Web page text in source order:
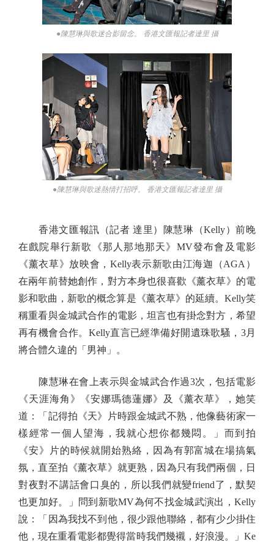
●陳慧琳與歌迷合影留念。 香港文匯報記者達里 攝
●陳慧琳與歌迷熱情打招呼。 香港文匯報記者達里 攝
香港文匯報訊（記者 達里）陳慧琳（Kelly）前晚
在戲院舉行新歌《那人那地那天》MV發布會及電影
《薰衣草》放映會，Kelly表示新歌由江海迦（AGA）
在兩年前替她創作，對方本身也很喜歡《薰衣草》的電
影和歌曲，新歌的概念算是《薰衣草》的延續。Kelly笑
稱重看與金城武合作的電影，坦言也有掛念對方，希望
再有機會合作。Kelly直言已經準備好開遺珠歌騷，3月
將合體久違的「男神」。
陳慧琳在會上表示與金城武合作過3次，包括電影
《天涯海角》《安娜瑪德蓮娜》及《薰衣草》，她笑
道：「記得拍《天》片時跟金城武不熟，他像藝術家一
樣經常一個人望海，我就心想你都幾悶。」而到拍
《安》片的時候就開始熟絡，因為有郭富城在場搞氣
氛，直至拍《薰衣草》就更熟，因為只有我們兩個，日
對夜對不講話會口臭的，所以我們就變friend了，默契
也更加好。」問到新歌MV為何不找金城武演出，Kelly
說：「因為我找不到他，很少跟他聯絡，都有少少掛住
他，現在重看電影都覺得當時我們幾襯，好浪漫。」Ke